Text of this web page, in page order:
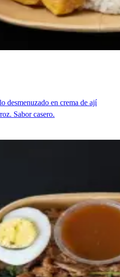
desmenuzado en crema de ají
Sabor casero.